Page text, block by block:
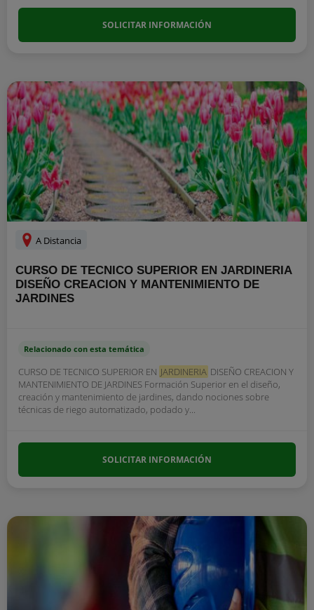
SOLICITAR INFORMACIÓN
A Distancia
CURSO DE TECNICO SUPERIOR EN JARDINERIA
DISEÑO CREACION Y MANTENIMIENTO DE
JARDINES
Relacionado con esta temática
CURSO DE TECNICO SUPERIOR EN JARDINERIA DISEÑO CREACION Y
MANTENIMIENTO DE JARDINES Formación Superior en el diseño,
creación y mantenimiento de jardines, dando nociones sobre
técnicas de riego automatizado, podado y...
SOLICITAR INFORMACIÓN